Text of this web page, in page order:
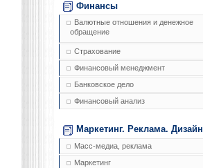
Финансы
Валютные отношения и денежное
обращение
Страхование
Финансовый менеджмент
Банковское дело
Финансовый анализ
Маркетинг. Реклама. Дизайн
Масс-медиа, реклама
Маркетинг